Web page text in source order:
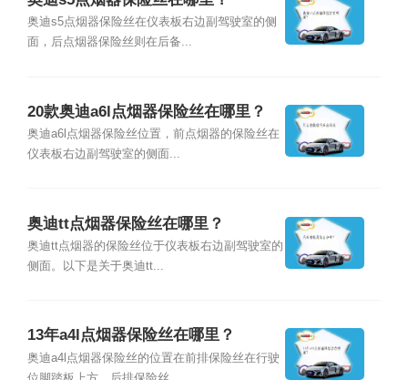
奥迪s5点烟器保险丝在仪表板右边副驾驶室的侧
面，后点烟器保险丝则在后备...
20款奥迪a6l点烟器保险丝在哪里？
奥迪a6l点烟器保险丝位置，前点烟器的保险丝在
仪表板右边副驾驶室的侧面...
奥迪tt点烟器保险丝在哪里？
奥迪tt点烟器的保险丝位于仪表板右边副驾驶室的
侧面。以下是关于奥迪tt...
13年a4l点烟器保险丝在哪里？
奥迪a4l点烟器保险丝的位置在前排保险丝在行驶